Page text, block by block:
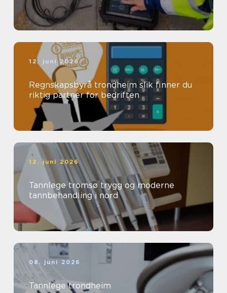
12. juni 2026
Regnskapsbyrå trondheim slik finner du
riktig partner for bedriften
12. juni 2026
Tannlege tromsø trygg og moderne
tannbehandling i nord
08. juni 2026
Tannlege trondheim